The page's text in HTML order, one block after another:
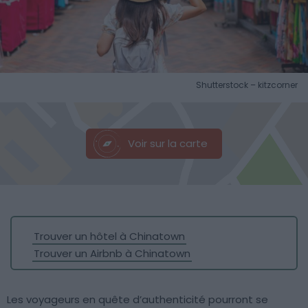
Shutterstock – kitzcorner
Voir sur la carte
Trouver un hôtel à Chinatown
Trouver un Airbnb à Chinatown
Les voyageurs en quête d’authenticité pourront se